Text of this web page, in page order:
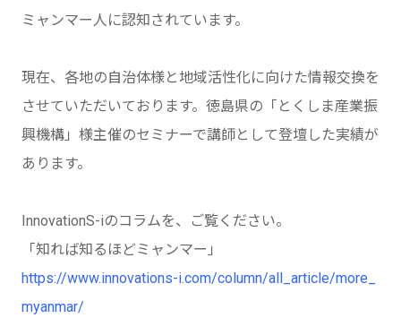
ミャンマー人に認知されています。
現在、各地の自治体様と地域活性化に向けた情報交換を
させていただいております。徳島県の「とくしま産業振
興機構」様主催のセミナーで講師として登壇した実績が
あります。
InnovationS-iのコラムを、ご覧ください。
「知れば知るほどミャンマー」
https://www.innovations-i.com/column/all_article/more_
myanmar/